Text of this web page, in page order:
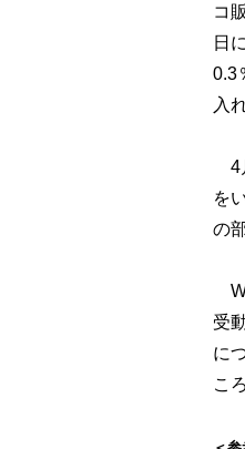
コ
日
0.3
入
4
を
の
受
に
こ